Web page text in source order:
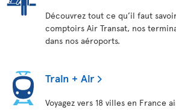
Découvrez tout ce qu’il faut
comptoirs Air Transat, nos
dans nos aéroports.
Train + Air
Voyagez vers 18 villes en France